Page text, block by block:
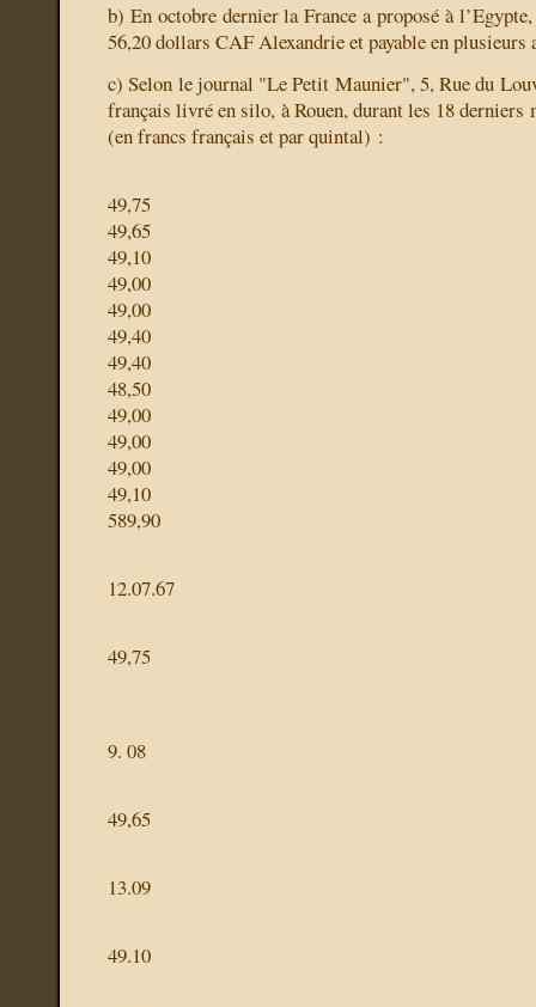
b) En octobre dernier la France a proposé à
56,20 dollars CAF Alexandrie et payable en plusieurs
c) Selon le journal "Le Petit Maunier", 5, Rue du
français livré en silo, à Rouen, durant les 18 derniers
(en francs français et par quintal) :
49,75
49,65
49,10
49,00
49,00
49,40
49,40
48,50
49,00
49,00
49,00
49,10
589,90
12.07.67
49,75
9. 08
49,65
13.09
49.10